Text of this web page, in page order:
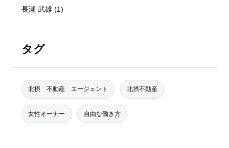
長瀬 武雄(1)
タグ
北摂 不動産 エージェント 北摂不動産
女性オーナー 自由な働き方